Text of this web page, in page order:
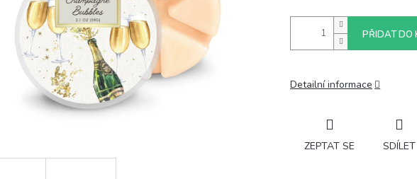
PŘIDAT DO
Detailní informace
ZEPTAT SE SDÍLET